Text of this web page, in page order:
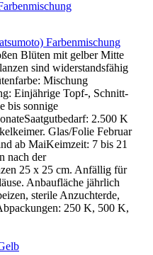
Farbenmischung
Blüten mit gelber Mitte
sind widerstandsfähig
Mischung
Einjährige Topf-, Schnitt-
bis sonnige
2.500 K
Glas/Folie Februar
ab MaiKeimzeit: 7 bis 21
nach der
25 x 25 cm. Anfällig für
Anbaufläche jährlich
sterile Anzuchterde,
250 K, 500 K,